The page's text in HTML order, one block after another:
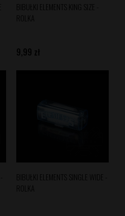
BIBUŁKI ELEMENTS KING SIZE -
ROLKA
9,99 zł
BIBUŁKI ELEMENTS SINGLE WIDE -
ROLKA